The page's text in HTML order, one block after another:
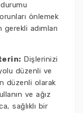
önlemek
adımları
Dişlerinizi
düzenli ve
düzenli olarak
ve ağız
sağlıklı bir